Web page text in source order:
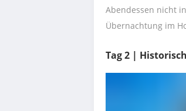
Abendessen nicht
Übernachtung im
Tag 2 |